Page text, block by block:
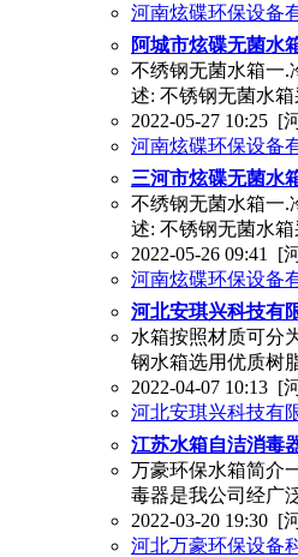
河南炫碟环保设备
阿城市炫碟无菌水
不绣钢无菌水箱一.
述: 不锈钢无菌水
2022-05-27 10:25 [
河南炫碟环保设备
三河市炫碟无菌水
不绣钢无菌水箱一.
述: 不锈钢无菌水
2022-05-26 09:41 [
河南炫碟环保设备
河北安琪兴科技有
水箱按照材质可分
钢水箱选用优质树
2022-04-07 10:13 [
河北安琪兴科技有
江苏水箱自洁消毒
万豪环保水箱简介
毒器是我公司经广
2022-03-20 19:30 [
河北万豪环保设备